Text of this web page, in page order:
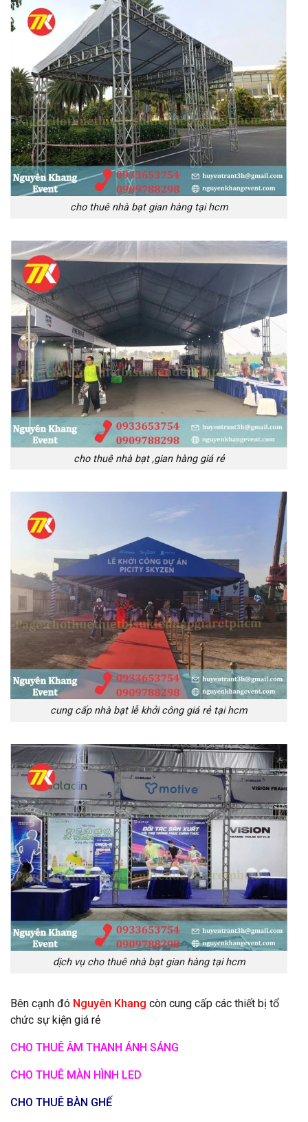
cho thuê nhà bạt gian hàng tại hcm
cho thuê nhà bạt ,gian hàng giá rẻ
cung cấp nhà bạt lễ khởi công giá rẻ tại hcm
dịch vụ cho thuê nhà bạt gian hàng tại hcm
Bên cạnh đó Nguyên Khang còn cung cấp các thiết bị tổ
chức sự kiện giá rẻ
CHO THUÊ ÂM THANH ÁNH SÁNG
CHO THUÊ MÀN HÌNH LED
CHO THUÊ BÀN GHẾ